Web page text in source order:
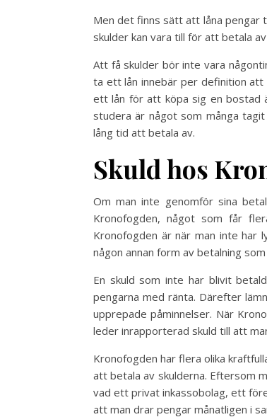
Men det finns sätt att låna pengar
skulder kan vara till för att betala
Att få skulder bör inte vara
ta ett lån innebär per definition
ett lån för att köpa sig en bostad
studera är något som många
lång tid att betala av.
Skuld hos
Om man inte genomför sina
Kronofogden, något som får
Kronofogden är när man inte har
någon annan form av betalning
En skuld som inte har blivit
pengarna med ränta. Därefter
upprepade påminnelser. När
leder inrapporterad skuld till att
Kronofogden har flera olika
att betala av skulderna. Eftersom
vad ett privat inkassobolag, ett
att man drar pengar månatligen i